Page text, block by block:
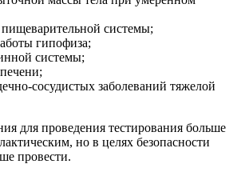
системы;
гипофиза;
системы;
сосудистых заболеваний тяжелой
для проведения тестирования больше
но в целях безопасности
провести.